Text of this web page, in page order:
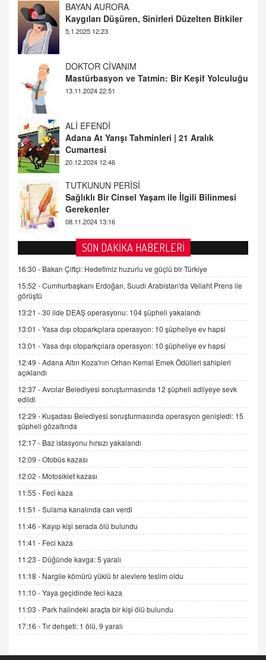
DOKTOR CİVANIM
Mastürbasyon ve Tatmin: Bir Keşif Yolculuğu
13.11.2024 22:51
ALİ EFENDİ
Adana At Yarışı Tahminleri | 21 Aralık
Cumartesi
TUTKUNUN PERİSİ
Sağlıklı Bir Cinsel Yaşam ile İlgili Bilinmesi
Gerekenler
08.11.2024 13:16
FARUK ÖNALAN
Tezkere Onaylanmasaydı…
2 Kasım 2021 Salı 00:11
AV. DOĞAN CAN DOĞAN
Kişisel verilerin korunması ve dijital hukukun
gelişimi
15.09.2025 16:17
SEHER EREK
Kış Ayları Geldi, Hangi Önlemler Alınmalı?
9.12.2025 10:11
İNCİ GÜL AKÖL
06.07.2026 13:00
ADEM AKÖL
Esed Destekçilerinin Yüzüne Vurulan Şamar:
Sednaya
11.12.2024 12:30
DR. EKREM ASLAN
Gerçek Ne, Algı Ne? "Beraber Yürüyoruz"
Cümlesinin Peşinden
19.07.2025 12:45
GÖNÜL MENEKŞE
Şifacının Yolu
04.11.2025 12:56
AV. RÜMEYSA ÖZKALE
Kira Uyuşmazlıklarında Dava Açmadan Önce
Arabulucuya Başvuru Şartı
SON DAKİKA HABERLERİ
16:30 - Bakan Çiftçi: Hedefimiz huzurlu ve güçlü bir Türkiye
15:52 -Cumhurbaşkanı Erdoğan, Suudi Arabistan'da Veliaht Prens ile
görüştü
13:21 -30 ilde DEAŞ operasyonu: 104 şüpheli yakalandı
13:01 -Yasa dışı otoparkçılara operasyon: 10 şüpheliye ev hapsi
13:01 -Yasa dışı otoparkçılara operasyon: 10 şüpheliye ev hapsi
12:49 -Adana Altın Koza'nın Orhan Kemal Emek Ödülleri sahipleri
açıklandı
12:37 -Avcılar Belediyesi soruşturmasında 12 şüpheli adliyeye sevk
edildi
12:29 - Kuşadası Belediyesi soruşturmasında operasyon genişledi: 15
şüpheli gözaltında
12:17 - Baz istasyonu hırsızı yakalandı
12:09 -Otobüs kazası
12:02 - Motosiklet kazası
11:55 - Feci kaza
11:51 -Sulama kanalında can verdi
11:46 - Kayıp kişi serada ölü bulundu
11:41 - Feci kaza
11:23 - Düğünde kavga: 5 yaralı
11:18 - Nargile kömürü yüklü tır alevlere teslim oldu
11:10 -Yaya geçidinde feci kaza
11:03 - Park halindeki araçta bir kişi ölü bulundu
17:16 -Tır dehşeti: 1 ölü, 9 yaralı